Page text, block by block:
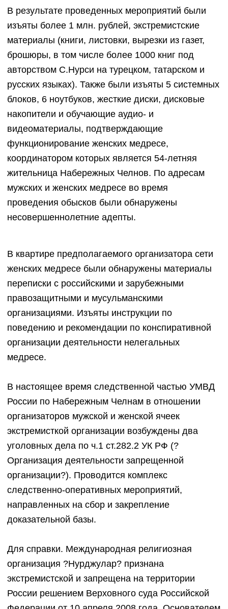
В результате проведенных мероприятий были
изъяты более 1 млн. рублей, экстремистские
материалы (книги, листовки, вырезки из газет,
брошюры, в том числе более 1000 книг под
авторством С.Нурси на турецком, татарском и
русских языках). Также были изъяты 5 системных
блоков, 6 ноутбуков, жесткие диски, дисковые
накопители и обучающие аудио- и
видеоматериалы, подтверждающие
функционирование женских медресе,
координатором которых является 54-летняя
жительница Набережных Челнов. По адресам
мужских и женских медресе во время
проведения обысков были обнаружены
несовершеннолетние адепты.
В квартире предполагаемого организатора сети
женских медресе были обнаружены материалы
переписки с российскими и зарубежными
правозащитными и мусульманскими
организациями. Изъяты инструкции по
поведению и рекомендации по конспиративной
организации деятельности нелегальных
медресе.
В настоящее время следственной частью УМВД
России по Набережным Челнам в отношении
организаторов мужской и женской ячеек
экстремисткой организации возбуждены два
уголовных дела по ч.1 ст.282.2 УК РФ (?
Организация деятельности запрещенной
организации?). Проводится комплекс
следственно-оперативных мероприятий,
направленных на сбор и закрепление
доказательной базы.
Для справки. Международная религиозная
организация ?Нурджулар? признана
экстремистской и запрещена на территории
России решением Верховного суда Российской